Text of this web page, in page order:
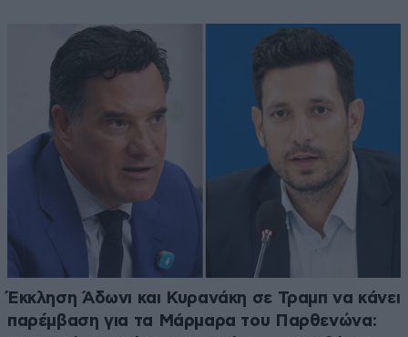
Έκκληση Άδωνι και Κυρανάκη σε Τραμπ να κάνει
παρέμβαση για τα Μάρμαρα του Παρθενώνα: